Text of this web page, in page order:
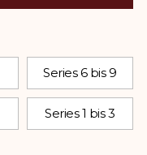
Series 6 bis 9
Series 1 bis 3